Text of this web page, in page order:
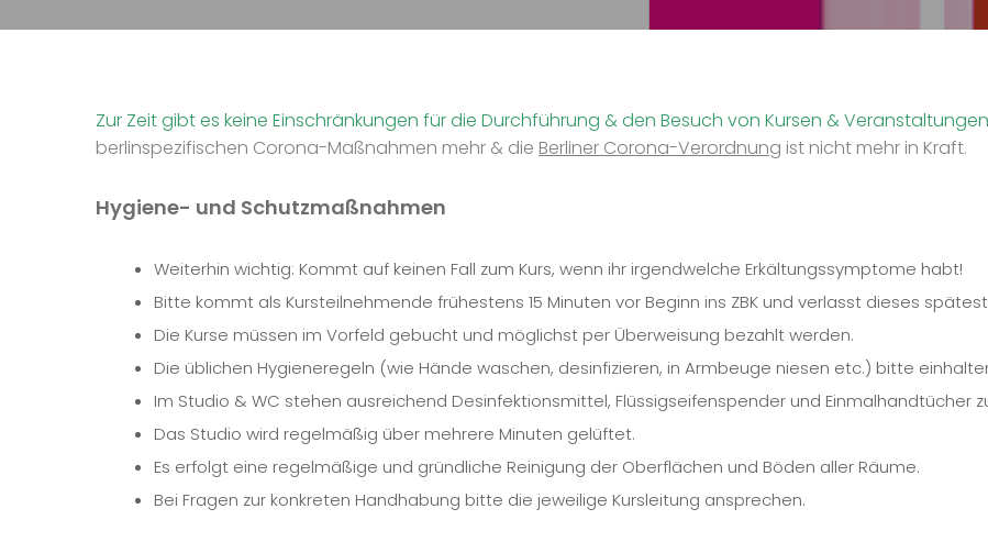
Zur Zeit gibt es keine Einschränkungen für die Durchführung & den Besuch von Kursen &
berlinspezifischen Corona-Maßnahmen mehr & die Berliner Corona-Verordnung ist nicht mehr in Kraft.
Hygiene- und Schutzmaßnahmen
Weiterhin wichtig: Kommt auf keinen Fall zum Kurs, wenn ihr irgendwelche Erkältungssymptome habt!
Bitte kommt als Kursteilnehmende frühestens 15 Minuten vor Beginn ins ZBK und verlasst dieses
Die Kurse müssen im Vorfeld gebucht und möglichst per Überweisung bezahlt werden.
Die üblichen Hygieneregeln (wie Hände waschen, desinfizieren, in Armbeuge niesen etc.) bitte
Im Studio & WC stehen ausreichend Desinfektionsmittel, Flüssigseifenspender und Einmalhandtücher
Das Studio wird regelmäßig über mehrere Minuten gelüftet.
Es erfolgt eine regelmäßige und gründliche Reinigung der Oberflächen und Böden aller Räume.
Bei Fragen zur konkreten Handhabung bitte die jeweilige Kursleitung ansprechen.